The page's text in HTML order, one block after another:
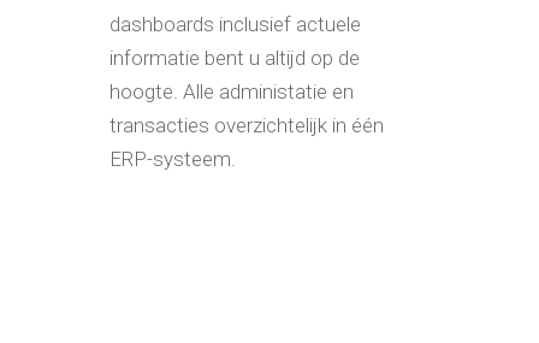
dashboards inclusief actuele
informatie bent u altijd op de
hoogte. Alle administatie en
transacties overzichtelijk in één
ERP-systeem.